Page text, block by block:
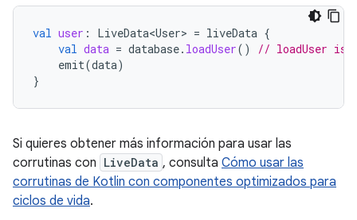
val user : LiveData<User> = liveData {
val data = database. loadUser()
// loadUser is
emit(data)
}
Si quieres obtener más información para usar las
corrutinas con LiveData , consulta Cómo usar las
corrutinas de Kotlin con componentes optimizados para
ciclos de vida.